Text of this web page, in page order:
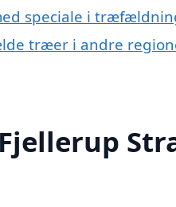
speciale i
træer i andre